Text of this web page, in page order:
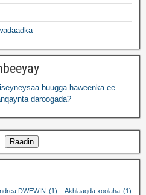
buugga haweenka ee
daroogada?
Raadin
DWEWIN (1) Akhlaaqda xoolaha (1)